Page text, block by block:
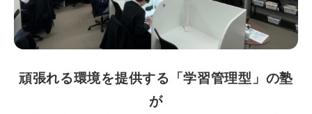
頑張れる環境を提供する「学習管理型」の塾
が